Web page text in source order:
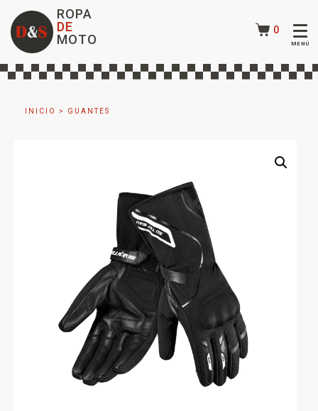
ROPA
DE
MOTO
0
INICIO > GUANTES